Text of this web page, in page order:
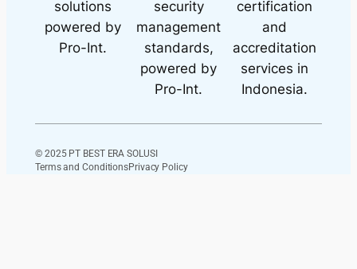
© 2025 PT BEST ERA SOLUSI
Terms and ConditionsPrivacy Policy